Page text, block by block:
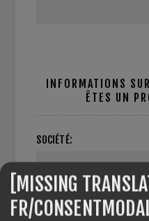
INFORMATIONS
ÊTES UN
SOCIÉTÉ:
NUMÉRO DE TVA:
[MISSING
FR/